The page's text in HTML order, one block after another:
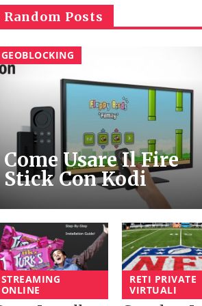
Random Posts
GEOBLOCKING
Come Usare Il Fire
Stick Con Kodi
STREAMING
ONLINE
RETI PRIVATE
VIRTUALI